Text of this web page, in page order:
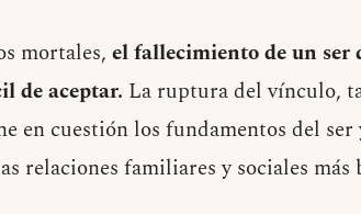
mortales, el fallecimiento de un ser
de aceptar. La ruptura del vínculo,
en cuestión los fundamentos del
relaciones familiares y sociales más